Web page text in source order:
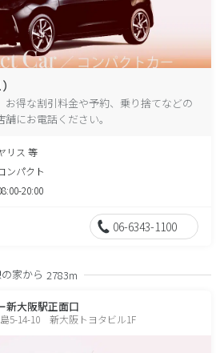
お得な割引料金や予約、乗り捨てなどの
にお電話ください。
リス 等
ンパクト
20:00
06-6343-1100
家から 2783m
新大阪駅正面口
5-14-10 新大阪トヨタビル1F